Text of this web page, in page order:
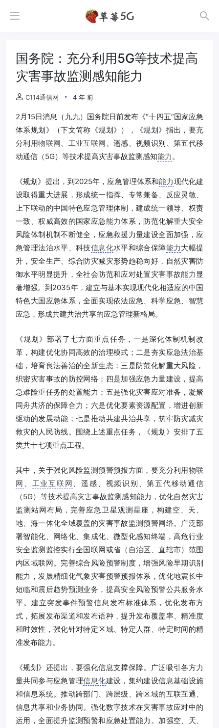
国务院：充分利用5G等技术提高
灾害事故监测感知能力
C114通信网 4 年 前
2月15日消息（九九）国务院日前发布《“十四五”国家应急
体系规划》（下文简称《规划》），《规划》指出，要充
分利用物联网 工业互联网 、遥感、视频识别、第五代移
动通信（5G）等技术提高灾害事故监测感知能力 。
《规划》提出，到2025年，应急管理体系和能力现代化建
设取得重大进展，形成统一指挥、专常兼备、反应灵敏、
上下联动的中国特色应急管理体制，建成统一领导、权责
一致、权威高效的国家应急能力体系，防范化解重大安全
风险体制机制不断健全，应急救援力量建设全面加强，应
急管理法治水平、科技信息化水平和综合保障能力大幅提
升，安全生产、综合防灾减灾形势趋稳向好，自然灾害防
御水平明显提升，全社会防范和应对处置灾害事故能力 显
著增强。到2035年，建立与基本实现现代化相适应的中国
特色大国应急体系，全面实现依法应急、科学应急、智慧
应急，形成共建共治共享的应急管理新格局。
《规划》部署了七方面重点任务，一是深化体制机制改
革，构建优化协同高效的治理模式；二是夯实应急法治基
础，培育良法善治的全新生态；三是防范化解重大风险，
织密灾害事故的防控网络；四是加强应急力量建设，提高
急难险重任务的处置能力；五是强化灾害应对准备，凝聚
同舟共济的保障合力；六是优化要素资源配置，增进创新
驱动的发展动能；七是推动共建共治共享，筑牢防灾减灾
救灾的人民防线。围绕上述重点任务，《规划》安排了五
类共十七项重点工程。
其中，关于强化风险监测预警预报方面，要充分利用物联
网
工业互联网
、遥感、视频识别、第五代移动通信
（5G）等技术提高灾害事故监测感知能力，优化自然灾害
监测站网布局，完善应急卫星观测星座，构建空、天、
地、海一体化全域覆盖的灾害事故监测预警网络。广泛部
署智能化、网络化、集成化、微型化感知终端，高危行业
安全监测监控实行全国联网或省（自治区、直辖市）范围
内区域联网。完善综合风险预警制度，增强风险早期识别
能力，发展精细化气象灾害预警预报体系，优化地震长中
短临和震后趋势预测业务，提高安全风险预警公共服务水
平。建立突发事件预警信息发布标准体系，优化发布方
式，拓展发布渠道和发布语种，提升发布覆盖率、精准度
和时效性，强化针对特定区域、特定人群、特定时间的精
准发布能力。
《规划》还提出，要强化信息支撑保障。广泛吸引各方力
量共同参与应急管理信息化建设，集约建设信息基础设施
和信息系统。推动跨部门、跨层级、跨区域的互联互通、
信息共享和业务协同。强化数字技术在灾害事故应对中的
运用，全面提升监测预警和应急处置能力。加强空、天、